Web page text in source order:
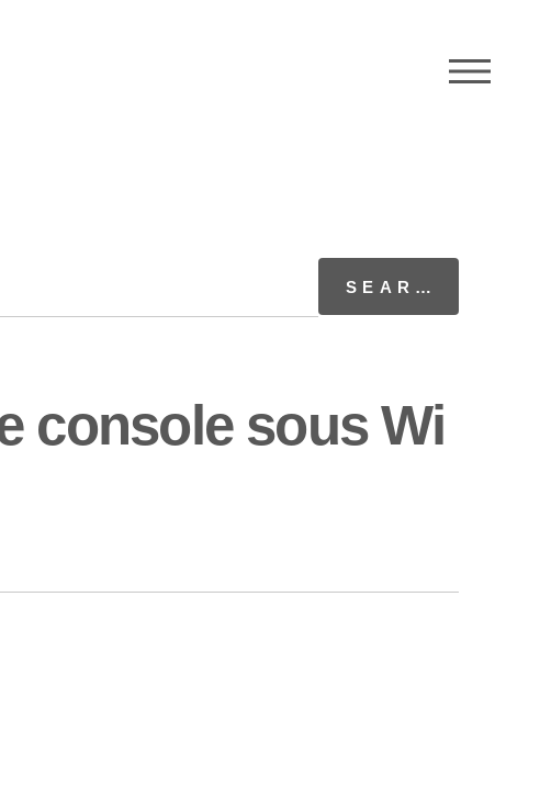
console sous Wi